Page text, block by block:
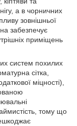
а в чорничних
зовнішньої
забезпечує
приміщень
систем похилих
сітка,
міцності),
тому що